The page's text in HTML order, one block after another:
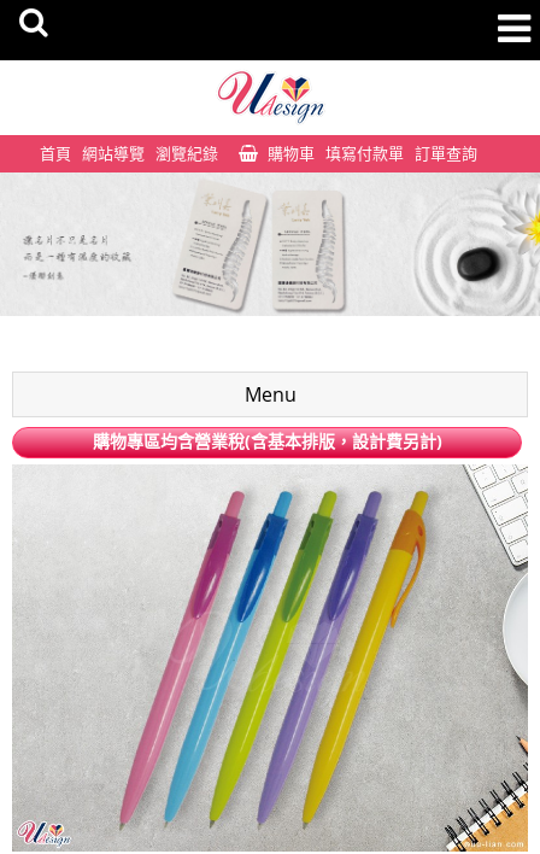
首頁 網站導覽 瀏覽紀錄 購物車 填寫付款單 訂單查詢
Menu
購物專區均含營業稅(含基本排版，設計費另計)